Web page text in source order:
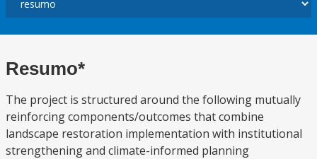
Resumo*
The project is structured around the following mutually
reinforcing components/outcomes that combine
landscape restoration implementation with institutional
strengthening and climate-informed planning